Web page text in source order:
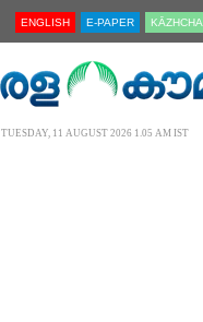
ENGLISH E-PAPER KĀZHCHA
TUESDAY, 11 AUGUST 2026 1.05 AM IST